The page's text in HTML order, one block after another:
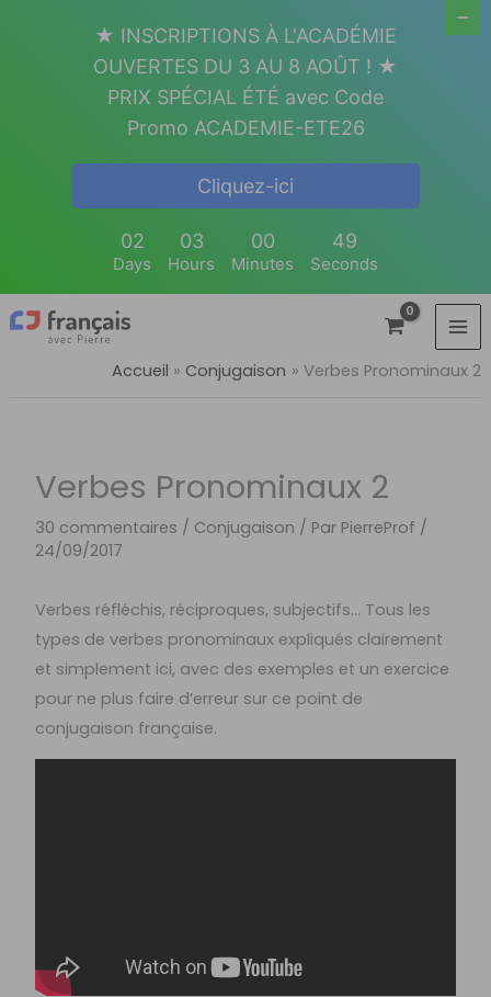
Accueil Conjugaison Verbes Pronominaux 2
Verbes Pronominaux 2
30 commentaires / Conjugaison / Par PierreProf /
24/09/2017
Verbes réfléchis, réciproques, subjectifs… Tous les
types de verbes pronominaux expliqués clairement
et simplement ici, avec des exemples et un exercice
pour ne plus faire d’erreur sur ce point de
conjugaison française.
★ INSCRIPTIONS À L'ACADÉMIE
OUVERTES DU 3 AU 8 AOÛT ! ★
PRIX SPÉCIAL ÉTÉ avec Code
Promo ACADEMIE-ETE26
Cliquez-ici
02
Days
03
Hours
00
Minutes
48
Seconds